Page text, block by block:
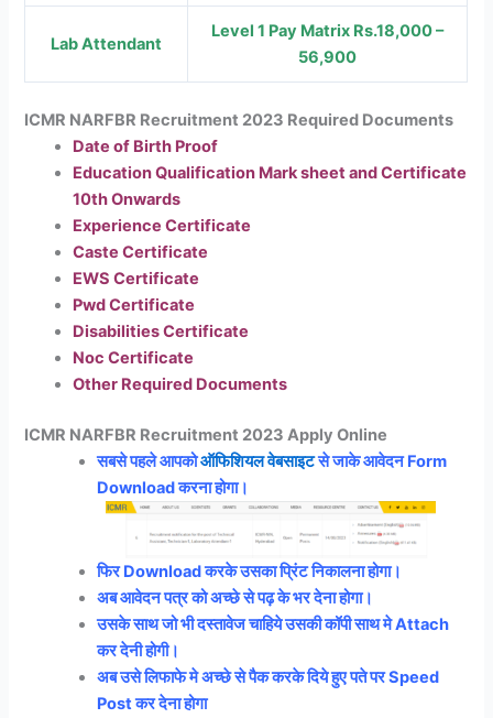
Lab Attendant
Level 1 Pay Matrix Rs.18,000 –
56,900
ICMR NARFBR Recruitment 2023 Required Documents
Date of Birth Proof
Education Qualification Mark sheet and Certificate
10th Onwards
Experience Certificate
Caste Certificate
EWS Certificate
Pwd Certificate
Disabilities Certificate
Noc Certificate
Other Required Documents
ICMR NARFBR Recruitment 2023 Apply Online
सबसे पहले आपकोऑफिशियल वेबसाइटसे जाके आवेदन Form
Download करना होगा।
फिर Download करके उसका प्रिंट निकालना होगा।
अब आवेदन पत्र को अच्छे से पढ़ के भर देना होगा।
उसके साथ जो भी दस्तावेज चाहिये उसकी कॉपी साथ मे Attach
कर देनी होगी।
अब उसे लिफाफे मे अच्छे से पैक करके दिये हुए पते पर Speed
Post कर देना होगा